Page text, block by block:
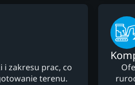
i zakresu prac, co
terenu.